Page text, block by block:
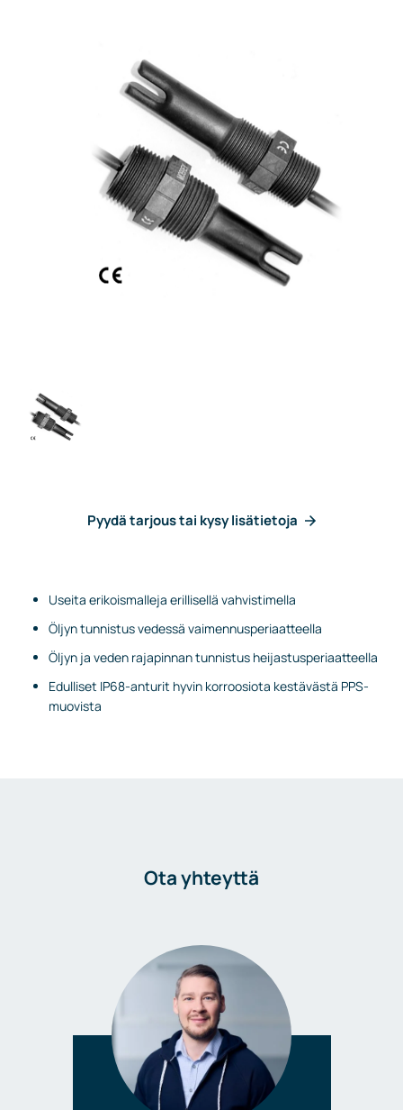
Pyydä tarjous tai kysy lisätietoja
Useita erikoismalleja erillisellä vahvistimella
Öljyn tunnistus vedessä vaimennusperiaatteella
Öljyn ja veden rajapinnan tunnistus heijastusperiaatteella
Edulliset IP68-anturit hyvin korroosiota kestävästä PPS-
muovista
Ota yhteyttä